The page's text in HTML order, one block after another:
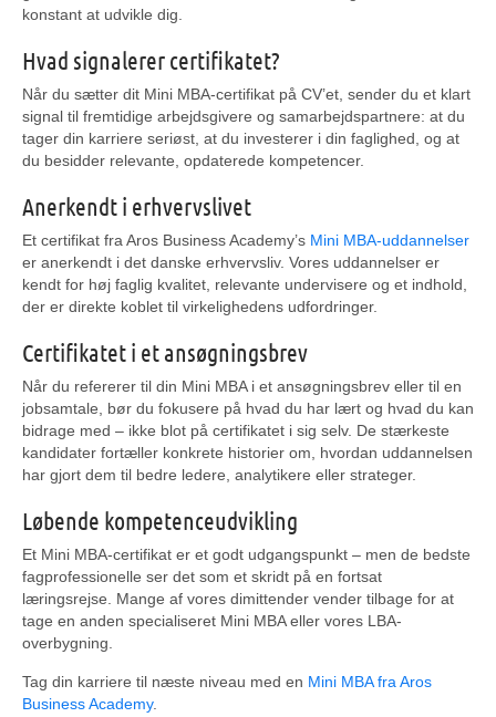
konstant at udvikle dig.
Hvad signalerer certifikatet?
Når du sætter dit Mini MBA-certifikat på CV’et, sender du et klart
signal til fremtidige arbejdsgivere og samarbejdspartnere: at du
tager din karriere seriøst, at du investerer i din faglighed, og at
du besidder relevante, opdaterede kompetencer.
Anerkendt i erhvervslivet
Et certifikat fra Aros Business Academy’s Mini MBA-uddannelser
er anerkendt i det danske erhvervsliv. Vores uddannelser er
kendt for høj faglig kvalitet, relevante undervisere og et indhold,
der er direkte koblet til virkelighedens udfordringer.
Certifikatet i et ansøgningsbrev
Når du refererer til din Mini MBA i et ansøgningsbrev eller til en
jobsamtale, bør du fokusere på hvad du har lært og hvad du kan
bidrage med – ikke blot på certifikatet i sig selv. De stærkeste
kandidater fortæller konkrete historier om, hvordan uddannelsen
har gjort dem til bedre ledere, analytikere eller strateger.
Løbende kompetenceudvikling
Et Mini MBA-certifikat er et godt udgangspunkt – men de bedste
fagprofessionelle ser det som et skridt på en fortsat
læringsrejse. Mange af vores dimittender vender tilbage for at
tage en anden specialiseret Mini MBA eller vores LBA-
overbygning.
Tag din karriere til næste niveau med en Mini MBA fra Aros
Business Academy.